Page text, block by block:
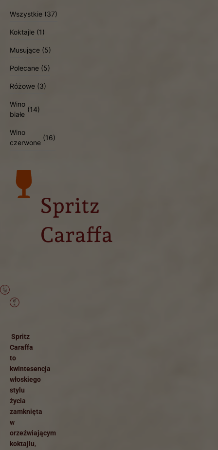
Wszystkie (37)
Koktajle (1)
Musujące (5)
Polecane (5)
Różowe (3)
Wino
białe
(14)
Wino
czerwone
(16)
Spritz
Caraffa
Spritz
Caraffa
to
kwintesencja
włoskiego
stylu
życia
zamknięta
w
orzeźwiającym
koktajlu,